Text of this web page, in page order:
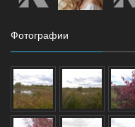
Фотографии